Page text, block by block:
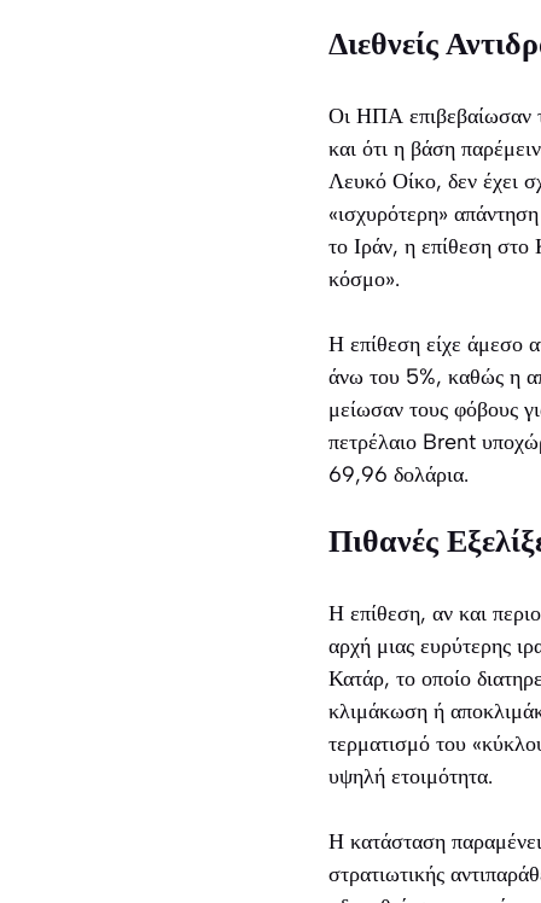
Διεθνείς
Οι ΗΠΑ επιβεβαίωσαν
και ότι η βάση
Λευκό Οίκο, δεν έχει
«ισχυρότερη»
το Ιράν, η επίθεση στο
κόσμο».
Η επίθεση είχε άμεσο
άνω του 5%, καθώς η
μείωσαν τους φόβους
πετρέλαιο Brent
69,96 δολάρια.
Πιθανές
Η επίθεση, αν και
αρχή μιας ευρύτερης
Κατάρ, το οποίο
κλιμάκωση ή
τερματισμό του
υψηλή ετοιμότητα.
Η κατάσταση
στρατιωτικής